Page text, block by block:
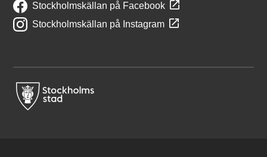
Stockholmskällan på Facebook
Stockholmskällan på Instagram